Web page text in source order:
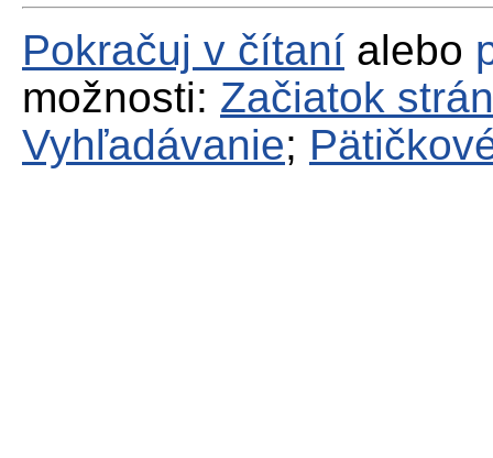
Pokračuj v čítaní alebo
možnosti: Začiatok
Vyhľadávanie;